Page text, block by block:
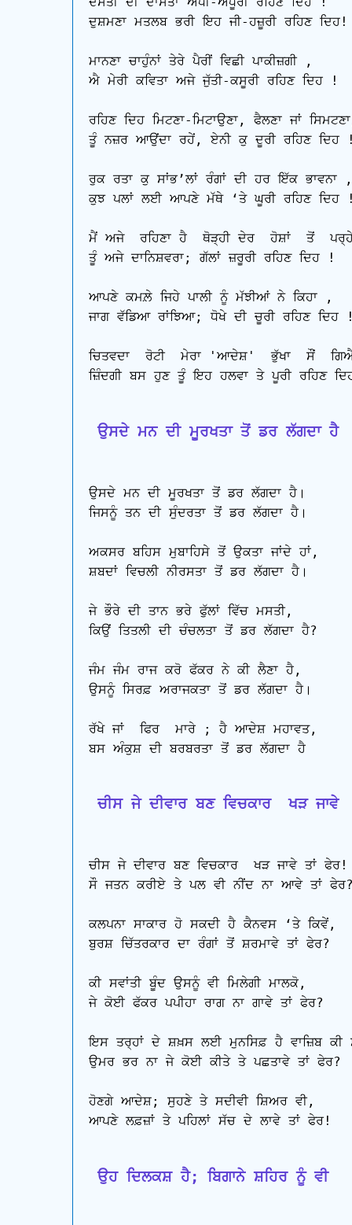
ਦੁਸ਼ਮਣਾ ਮਤਲਬ ਭਰੀ ਇਹ ਜੀ-ਹਜ਼ੂਰੀ ਰਹਿਣ ਦਿਹ!
ਮਾਨਣਾ ਚਾਹੁੰਨਾਂ ਤੇਰੇ ਪੈਰੀਂ ਵਿਛੀ ਪਾਕੀਜ਼ਗੀ ,
ਐ ਮੇਰੀ ਕਵਿਤਾ ਅਜੇ ਜੁੱਤੀ-ਕਸੂਰੀ ਰਹਿਣ ਦਿਹ !
ਰਹਿਣ ਦਿਹ ਮਿਟਣਾ-ਮਿਟਾਉਣਾ, ਫੈਲਣਾ ਜਾਂ
ਤੂੰ ਨਜ਼ਰ ਆਉਂਦਾ ਰਹੇਂ, ਏਨੀ ਕੁ ਦੂਰੀ ਰਹਿਣ ਦਿਹ !
ਰੁਕ ਰਤਾ ਕੁ ਸਾਂਭ’ਲਾਂ ਰੰਗਾਂ ਦੀ ਹਰ ਇੱਕ ਭਾਵਨਾ ,
ਕੁਝ ਪਲਾਂ ਲਈ ਆਪਣੇ ਮੱਥੇ ‘ਤੇ ਘੂਰੀ ਰਹਿਣ ਦਿਹ !
ਮੈਂ ਅਜੇ  ਰਹਿਣਾ ਹੈ  ਥੋੜ੍ਹੀ ਦੇਰ  ਹੋਸ਼ਾਂ  ਤੋਂ
ਤੂੰ ਅਜੇ ਦਾਨਿਸ਼ਵਰਾ; ਗੱਲਾਂ ਜ਼ਰੂਰੀ ਰਹਿਣ ਦਿਹ !
ਆਪਣੇ ਕਮਲ਼ੇ ਜਿਹੇ ਪਾਲੀ ਨੂੰ ਮੱਝੀਆਂ ਨੇ ਕਿਹਾ ,
ਜਾਗ ਵੱਡਿਆ ਰਾਂਝਿਆ; ਧੋਖੇ ਦੀ ਚੂਰੀ ਰਹਿਣ ਦਿਹ !
ਚਿਤਵਦਾ  ਰੋਟੀ  ਮੇਰਾ 'ਆਦੇਸ਼'  ਭੁੱਖਾ  ਸੌਂ
ਜ਼ਿੰਦਗੀ ਬਸ ਹੁਣ ਤੂੰ ਇਹ ਹਲਵਾ ਤੇ ਪੂਰੀ ਰਹਿਣ
ਉਸਦੇ ਮਨ ਦੀ ਮੂਰਖਤਾ ਤੋਂ ਡਰ ਲੱਗਦਾ ਹੈ
ਉਸਦੇ ਮਨ ਦੀ ਮੂਰਖਤਾ ਤੋਂ ਡਰ ਲੱਗਦਾ ਹੈ।
ਜਿਸਨੂੰ ਤਨ ਦੀ ਸੁੰਦਰਤਾ ਤੋਂ ਡਰ ਲੱਗਦਾ ਹੈ।
ਅਕਸਰ ਬਹਿਸ ਮੁਬਾਹਿਸੇ ਤੋਂ ਉਕਤਾ ਜਾਂਦੇ ਹਾਂ,
ਸ਼ਬਦਾਂ ਵਿਚਲੀ ਨੀਰਸਤਾ ਤੋਂ ਡਰ ਲੱਗਦਾ ਹੈ।
ਜੇ ਭੌਰੇ ਦੀ ਤਾਨ ਭਰੇ ਫੁੱਲਾਂ ਵਿੱਚ ਮਸਤੀ,
ਕਿਉਂ ਤਿਤਲੀ ਦੀ ਚੰਚਲਤਾ ਤੋਂ ਡਰ ਲੱਗਦਾ ਹੈ?
ਜੰਮ ਜੰਮ ਰਾਜ ਕਰੋ ਫੱਕਰ ਨੇ ਕੀ ਲੈਣਾ ਹੈ,
ਉਸਨੂੰ ਸਿਰਫ਼ ਅਰਾਜਕਤਾ ਤੋਂ ਡਰ ਲੱਗਦਾ ਹੈ।
ਰੱਖੇ ਜਾਂ  ਫਿਰ  ਮਾਰੇ ; ਹੈ ਆਦੇਸ਼ ਮਹਾਵਤ,
ਬਸ ਅੰਕੁਸ਼ ਦੀ ਬਰਬਰਤਾ ਤੋਂ ਡਰ ਲੱਗਦਾ ਹੈ
ਚੀਸ ਜੇ ਦੀਵਾਰ ਬਣ ਵਿਚਕਾਰ  ਖੜ ਜਾਵੇ
ਚੀਸ ਜੇ ਦੀਵਾਰ ਬਣ ਵਿਚਕਾਰ  ਖੜ ਜਾਵੇ ਤਾਂ ਫੇਰ!
ਸੌ ਜਤਨ ਕਰੀਏ ਤੇ ਪਲ ਵੀ ਨੀਂਦ ਨਾ ਆਵੇ ਤਾਂ ਫੇਰ?
ਕਲਪਨਾ ਸਾਕਾਰ ਹੋ ਸਕਦੀ ਹੈ ਕੈਨਵਸ ‘ਤੇ ਕਿਵੇਂ,
ਬੁਰਸ਼ ਚਿੱਤਰਕਾਰ ਦਾ ਰੰਗਾਂ ਤੋਂ ਸ਼ਰਮਾਵੇ ਤਾਂ ਫੇਰ?
ਕੀ ਸਵਾਂਤੀ ਬੂੰਦ ਉਸਨੂੰ ਵੀ ਮਿਲੇਗੀ ਮਾਲਕੋ,
ਜੇ ਕੋਈ ਫੱਕਰ ਪਪੀਹਾ ਰਾਗ ਨਾ ਗਾਵੇ ਤਾਂ ਫੇਰ?
ਇਸ ਤਰ੍ਹਾਂ ਦੇ ਸ਼ਖ਼ਸ ਲਈ ਮੁਨਸਿਫ਼ ਹੈ ਵਾਜ਼ਿਬ ਕੀ
ਉਮਰ ਭਰ ਨਾ ਜੇ ਕੋਈ ਕੀਤੇ ਤੇ ਪਛਤਾਵੇ ਤਾਂ ਫੇਰ?
ਹੋਣਗੇ ਆਦੇਸ਼; ਸੁਹਣੇ ਤੇ ਸਦੀਵੀ ਸ਼ਿਅਰ ਵੀ,
ਆਪਣੇ ਲਫ਼ਜ਼ਾਂ ਤੇ ਪਹਿਲਾਂ ਸੱਚ ਦੇ ਲਾਵੇ ਤਾਂ ਫੇਰ!
ਉਹ ਦਿਲਕਸ਼ ਹੈ; ਬਿਗਾਨੇ ਸ਼ਹਿਰ ਨੂੰ ਵੀ